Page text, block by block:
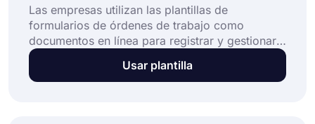
Las empresas utilizan las plantillas de
formularios de órdenes de trabajo como
documentos en línea para registrar y gestionar
de manera eficiente las solicitudes de trabajo o
pedidos de servicio, ya sean de clientes o
Usar plantilla